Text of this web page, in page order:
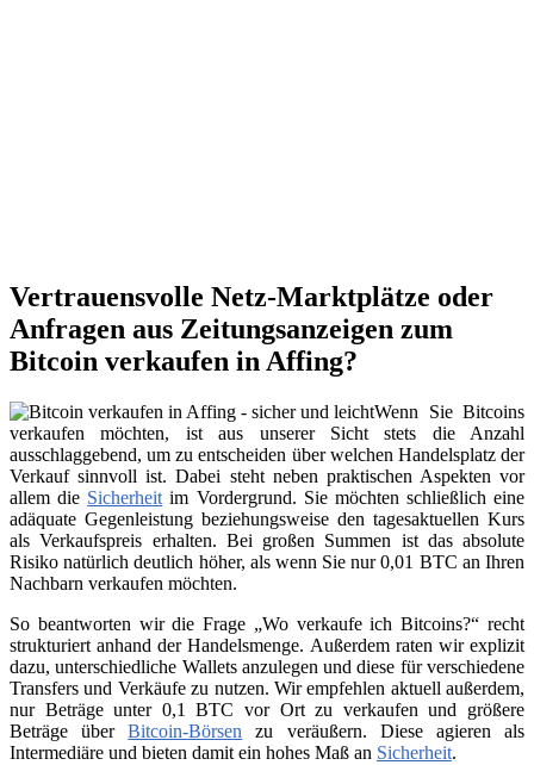
Vertrauensvolle Netz-Marktplätze oder
Anfragen aus Zeitungsanzeigen zum
Bitcoin verkaufen in Affing?
Wenn Sie Bitcoins
verkaufen möchten, ist aus unserer Sicht stets die Anzahl
ausschlaggebend, um zu entscheiden über welchen Handelsplatz der
Verkauf sinnvoll ist. Dabei steht neben praktischen Aspekten vor
allem die Sicherheit im Vordergrund. Sie möchten schließlich eine
adäquate Gegenleistung beziehungsweise den tagesaktuellen Kurs
als Verkaufspreis erhalten. Bei großen Summen ist das absolute
Risiko natürlich deutlich höher, als wenn Sie nur 0,01 BTC an Ihren
Nachbarn verkaufen möchten.
So beantworten wir die Frage „Wo verkaufe ich Bitcoins?“ recht
strukturiert anhand der Handelsmenge. Außerdem raten wir explizit
dazu, unterschiedliche Wallets anzulegen und diese für verschiedene
Transfers und Verkäufe zu nutzen. Wir empfehlen aktuell außerdem,
nur Beträge unter 0,1 BTC vor Ort zu verkaufen und größere
Beträge überBitcoin-Börsen zu veräußern. Diese agieren als
Intermediäre und bieten damit ein hohes Maß an Sicherheit.